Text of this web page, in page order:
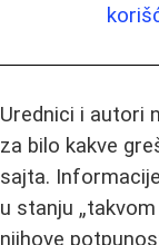
Urednici i autori
za bilo kakve
sajta.
u stanju
njihove